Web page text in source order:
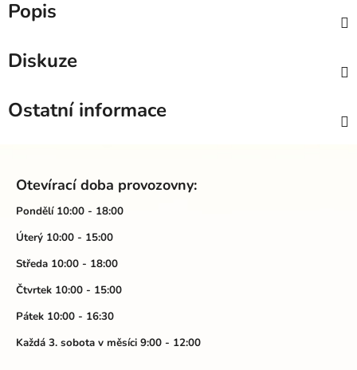
Popis
Diskuze
Ostatní informace
Otevírací doba provozovny:
Pondělí 10:00 - 18:00
Úterý 10:00 - 15:00
Středa 10:00 - 18:00
Čtvrtek 10:00 - 15:00
Pátek 10:00 - 16:30
Každá 3. sobota v měsíci 9:00 - 12:00